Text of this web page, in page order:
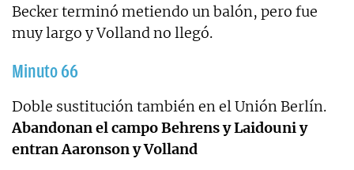
Becker terminó metiendo un balón, pero fue
muy largo y Volland no llegó.
Minuto 66
Doble sustitución también en el Unión Berlín.
Abandonan el campo Behrens y Laidouni y
entran Aaronson y Volland